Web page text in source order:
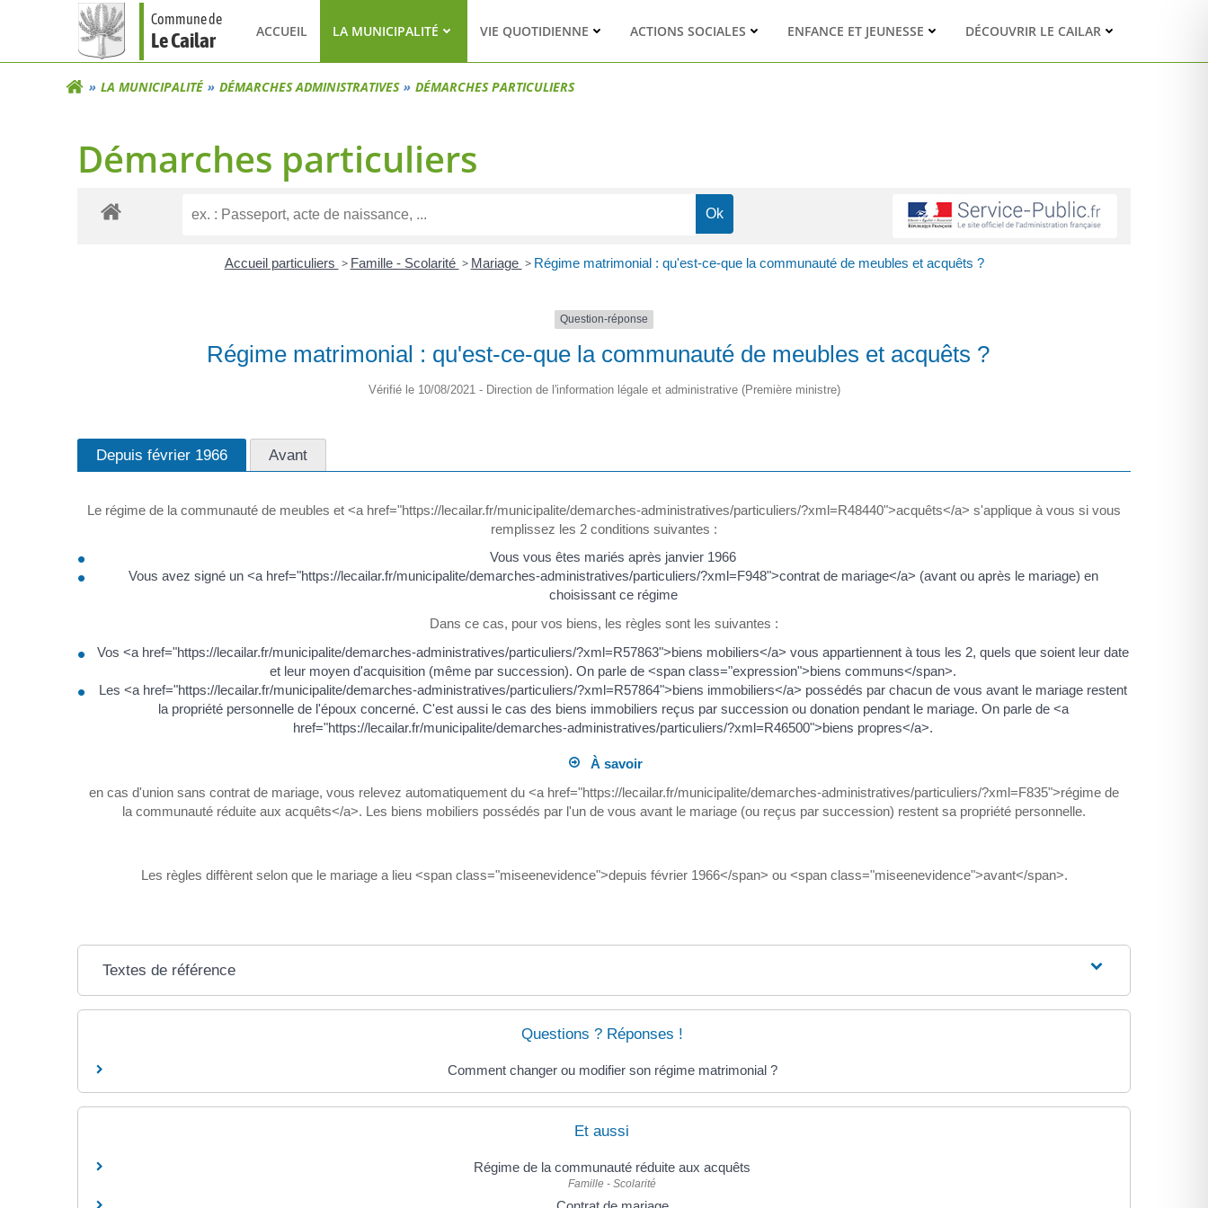
Commune de
Le Cailar ACCUEIL LA MUNICIPALITÉ VIE QUOTIDIENNE ACTIONS SOCIALES ENFANCE ET JEUNESSE DÉCOUVRIR LE CAILAR
LA MUNICIPALITÉ DÉMARCHES ADMINISTRATIVES DÉMARCHES PARTICULIERS
Démarches particuliers
Accueil particuliers > Famille - Scolarité > Mariage > Régime matrimonial : qu'est-ce-que la communauté de meubles et acquêts ?
Question-réponse
Régime matrimonial : qu'est-ce-que la communauté de meubles et acquêts ?
Vérifié le 10/08/2021 - Direction de l'information légale et administrative (Première ministre)
Depuis février 1966 Avant
Le régime de la communauté de meubles et <a href="https://lecailar.fr/municipalite/demarches-administratives/particuliers/?xml=R48440">acquêts</a> s'applique à vous si vous
remplissez les 2 conditions suivantes :
Vous vous êtes mariés après janvier 1966
Vous avez signé un <a href="https://lecailar.fr/municipalite/demarches-administratives/particuliers/?xml=F948">contrat de mariage</a> (avant ou après le mariage) en
choisissant ce régime
Dans ce cas, pour vos biens, les règles sont les suivantes :
Vos <a href="https://lecailar.fr/municipalite/demarches-administratives/particuliers/?xml=R57863">biens mobiliers</a> vous appartiennent à tous les 2, quels que soient leur date
et leur moyen d'acquisition (même par succession). On parle de <span class="expression">biens communs</span>.
Les <a href="https://lecailar.fr/municipalite/demarches-administratives/particuliers/?xml=R57864">biens immobiliers</a> possédés par chacun de vous avant le mariage restent
la propriété personnelle de l'époux concerné. C'est aussi le cas des biens immobiliers reçus par succession ou donation pendant le mariage. On parle de <a
href="https://lecailar.fr/municipalite/demarches-administratives/particuliers/?xml=R46500">biens propres</a>.
À savoir
en cas d'union sans contrat de mariage, vous relevez automatiquement du <a href="https://lecailar.fr/municipalite/demarches-administratives/particuliers/?xml=F835">régime de
la communauté réduite aux acquêts</a>. Les biens mobiliers possédés par l'un de vous avant le mariage (ou reçus par succession) restent sa propriété personnelle.
Les règles diffèrent selon que le mariage a lieu <span class="miseenevidence">depuis février 1966</span> ou <span class="miseenevidence">avant</span>.
Textes de référence
Questions ? Réponses !
Comment changer ou modifier son régime matrimonial ?
Et aussi
Régime de la communauté réduite aux acquêts
Famille - Scolarité